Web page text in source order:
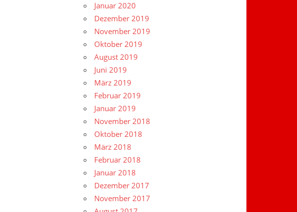
Januar 2020
Dezember 2019
November 2019
Oktober 2019
August 2019
Juni 2019
März 2019
Februar 2019
Januar 2019
November 2018
Oktober 2018
März 2018
Februar 2018
Januar 2018
Dezember 2017
November 2017